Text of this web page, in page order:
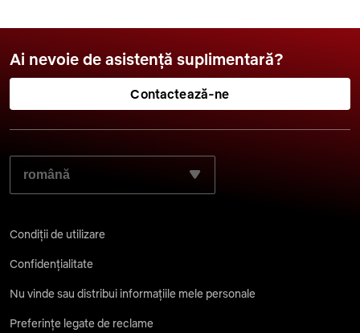
Ai nevoie de asistență suplimentară?
Contactează-ne
SELECTEAZĂ LIMBA DORITĂ:
Condiții de utilizare
Confidențialitate
Nu vinde sau distribui informațiile mele personale
Preferințe legate de reclame